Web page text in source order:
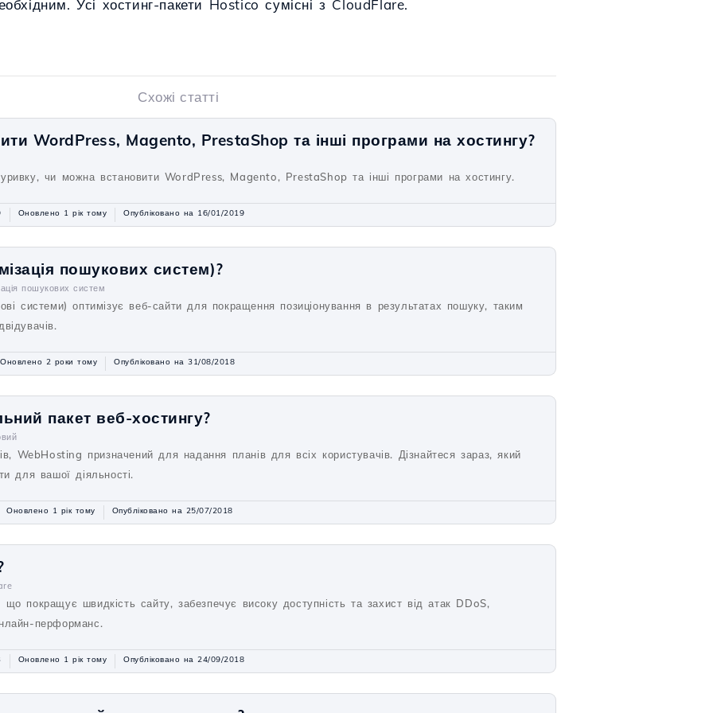
Усі хостинг-пакети Hostico сумісні з CloudFlare.
Схожі статті
WordPress, Magento, PrestaShop та інші програми на хостингу?
чи можна встановити WordPress, Magento, PrestaShop та інші програми на хостингу.
Оновлено 1 рік тому Опубліковано на 16/01/2019
пошукових систем)?
пошукових систем
системи) оптимізує веб-сайти для покращення позиціонування в результатах пошуку, таким
Оновлено 2 роки тому Опубліковано на 31/08/2018
пакет веб-хостингу?
WebHosting призначений для надання планів для всіх користувачів. Дізнайтеся зараз, який
для вашої діяльності.
Оновлено 1 рік тому Опубліковано на 25/07/2018
покращує швидкість сайту, забезпечує високу доступність та захист від атак DDoS,
перформанс.
Оновлено 1 рік тому Опубліковано на 24/09/2018